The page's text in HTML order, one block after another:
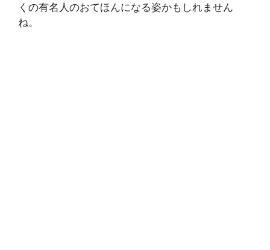
くの有名人のおてほんになる姿かもしれません
ね。